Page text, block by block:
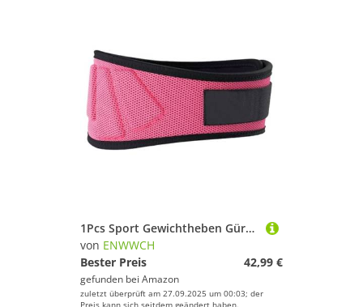
1Pcs Sport Gewichtheben Gürtel for Männer Frauen Core Unteren Rücken Unterstützung Workout Taille for Fitness Für Krafttraining Gewichtheben(Rose Red,L)
von ENWWCH
Bester Preis
42,99 €
gefunden bei Amazon
zuletzt überprüft am 27.09.2025 um 00:03; der
Preis kann sich seitdem geändert haben.